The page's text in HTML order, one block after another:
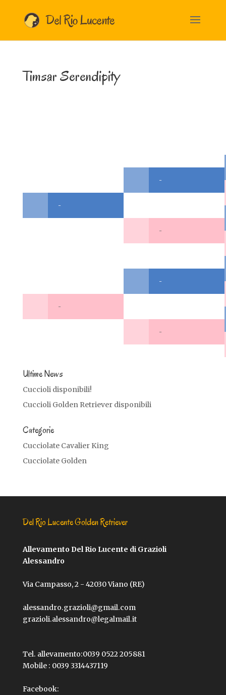
Timsar Serendipity
-
-
-
-
-
-
Ultime News
Cuccioli disponibili!
Cuccioli Golden Retriever disponibili
Categorie
Cucciolate Cavalier King
Cucciolate Golden
Del Rio Lucente Golden Retriever
Allevamento Del Rio Lucente di Grazioli
Alessandro
Via Campasso, 2 - 42030 Viano (RE)
alessandro.grazioli@gmail.com
grazioli.alessandro@legalmail.it
Tel. allevamento:0039 0522 205881
Mobile : 0039 3314437119
Facebook: